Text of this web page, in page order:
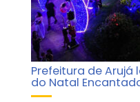
Prefeitura de
do Natal